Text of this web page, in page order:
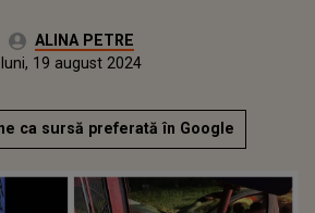
Autor:ALINA PETRE
Actualizat:
luni, 19 august 2024
ca sursă preferată în Google